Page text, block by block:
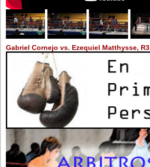
Gabriel Cornejo vs. Ezequiel Matthysse, R3